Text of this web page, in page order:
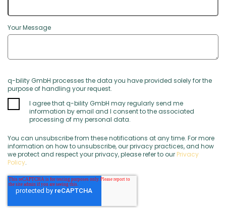
Your Message
q-bility GmbH processes the data you have provided solely for the
purpose of handling your request.
I agree that q-bility GmbH may regularly send me
information by email and I consent to the associated
processing of my personal data.
You can unsubscribe from these notifications at any time. For more
information on how to unsubscribe, our privacy practices, and how
we protect and respect your privacy, please refer to our Privacy
Policy.